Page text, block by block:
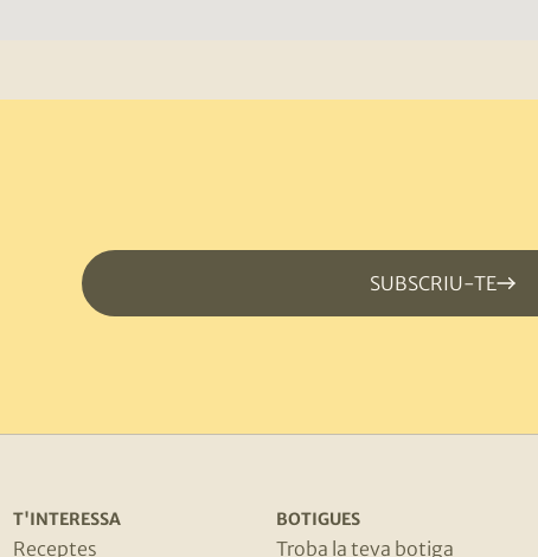
SUBSCRIU-TE
T'INTERESSA
Receptes
BOTIGUES
Troba la teva botiga